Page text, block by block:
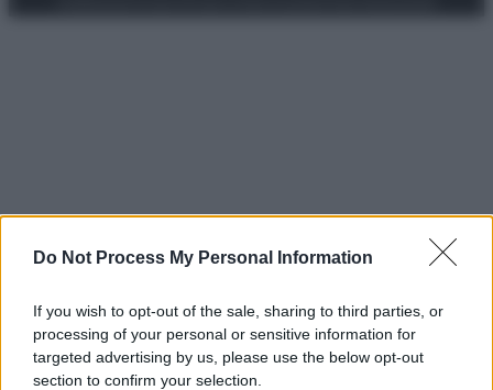
Do Not Process My Personal Information
If you wish to opt-out of the sale, sharing to third parties, or
processing of your personal or sensitive information for
targeted advertising by us, please use the below opt-out
section to confirm your selection.